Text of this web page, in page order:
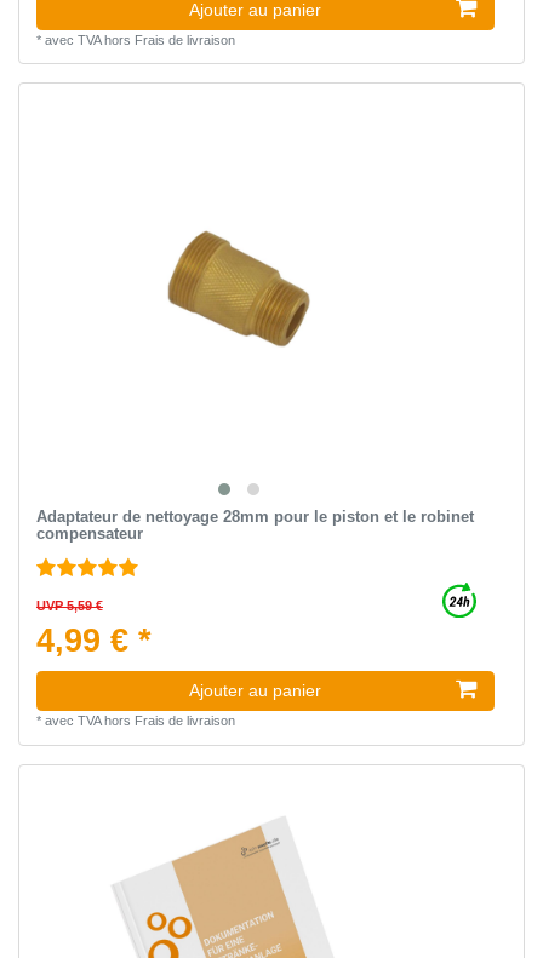
Ajouter au panier
* avec TVAhors Frais de livraison
Adaptateur de nettoyage 28mm pour le piston et le robinet
compensateur
UVP 5,59 €
4,99 € *
Ajouter au panier
* avec TVAhors Frais de livraison